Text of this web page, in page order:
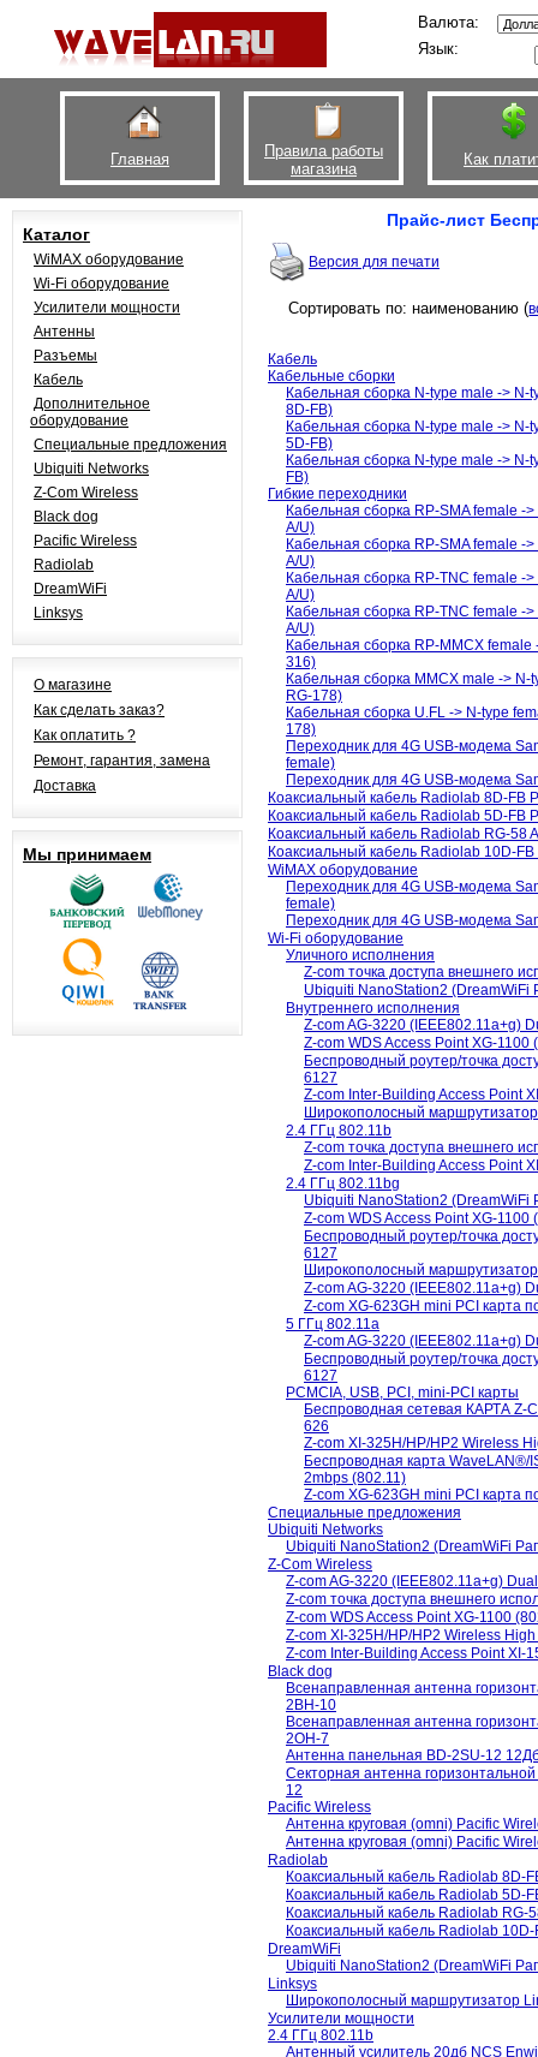
Валюта:
Язык:
Главная
Правила работы
магазина
Как
Каталог
WiMAX оборудование
Wi-Fi оборудование
Усилители мощности
Антенны
Разъемы
Кабель
Дополнительное
оборудование
Специальные предложения
Ubiquiti Networks
Z-Com Wireless
Black dog
Pacific Wireless
Radiolab
DreamWiFi
Linksys
О магазине
Как сделать заказ?
Как оплатить ?
Ремонт, гарантия, замена
Доставка
Мы принимаем
Прайс-лист
Версия для печати
Сортировать по: наименованию (
Кабель
Кабельные сборки
Кабельная сборка N-type male ->
8D-FB)
Кабельная сборка N-type male ->
5D-FB)
Кабельная сборка N-type male ->
FB)
Гибкие переходники
Кабельная сборка RP-SMA female -
A/U)
Кабельная сборка RP-SMA female -
A/U)
Кабельная сборка RP-TNC female -
A/U)
Кабельная сборка RP-TNC female -
A/U)
Кабельная сборка RP-MMCX
316)
Кабельная сборка MMCX male ->
RG-178)
Кабельная сборка U.FL -> N-type
178)
Переходник для 4G USB-модема
female)
Переходник для 4G USB-модема
Коаксиальный кабель Radiolab 8D-FB
Коаксиальный кабель Radiolab 5D-FB
Коаксиальный кабель Radiolab RG-58
Коаксиальный кабель Radiolab 10D-FB
WiMAX оборудование
Переходник для 4G USB-модема
female)
Переходник для 4G USB-модема
Wi-Fi оборудование
Уличного исполнения
Z-com точка доступа внешнего
Ubiquiti NanoStation2 (DreamWiFi
Внутреннего исполнения
Z-com AG-3220 (IEEE802.11a+g)
Z-com WDS Access Point XG-1100
Беспроводный роутер/точка
6127
Z-com Inter-Building Access Point
Широкополосный
2.4 ГГц 802.11b
Z-com точка доступа внешнего
Z-com Inter-Building Access Point
2.4 ГГц 802.11bg
Ubiquiti NanoStation2 (DreamWiFi
Z-com WDS Access Point XG-1100
Беспроводный роутер/точка
6127
Широкополосный
Z-com AG-3220 (IEEE802.11a+g)
Z-com XG-623GH mini PCI карта
5 ГГц 802.11a
Z-com AG-3220 (IEEE802.11a+g)
Беспроводный роутер/точка
6127
PCMCIA, USB, PCI, mini-PCI карты
Беспроводная сетевая КАРТА Z-
626
Z-com XI-325H/HP/HP2 Wireless
Беспроводная карта WaveLAN®/
2mbps (802.11)
Z-com XG-623GH mini PCI карта
Специальные предложения
Ubiquiti Networks
Ubiquiti NanoStation2 (DreamWiFi
Z-Com Wireless
Z-com AG-3220 (IEEE802.11a+g)
Z-com точка доступа внешнего
Z-com WDS Access Point XG-1100
Z-com XI-325H/HP/HP2 Wireless
Z-com Inter-Building Access Point XI-
Black dog
Всенаправленная антенна
2BH-10
Всенаправленная антенна
2OH-7
Антенна панельная BD-2SU-12
Секторная антенна
12
Pacific Wireless
Антенна круговая (omni) Pacific
Антенна круговая (omni) Pacific
Radiolab
Коаксиальный кабель Radiolab 8D-
Коаксиальный кабель Radiolab 5D-
Коаксиальный кабель Radiolab RG-
Коаксиальный кабель Radiolab 10D-
DreamWiFi
Ubiquiti NanoStation2 (DreamWiFi
Linksys
Широкополосный маршрутизатор
Усилители мощности
2.4 ГГц 802.11b
Антенный усилитель 20дб NCS